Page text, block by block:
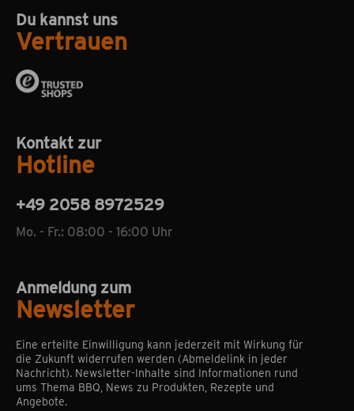
Du kannst uns
Vertrauen
Kontakt zur
Hotline
+49 2058 8972529
Mo. - Fr.: 08:00 - 16:00 Uhr
Anmeldung zum
Newsletter
Eine erteilte Einwilligung kann jederzeit mit Wirkung für
die Zukunft widerrufen werden (Abmeldelink in jeder
Nachricht). Newsletter-Inhalte sind Informationen rund
ums Thema BBQ, News zu Produkten, Rezepte und
Angebote.